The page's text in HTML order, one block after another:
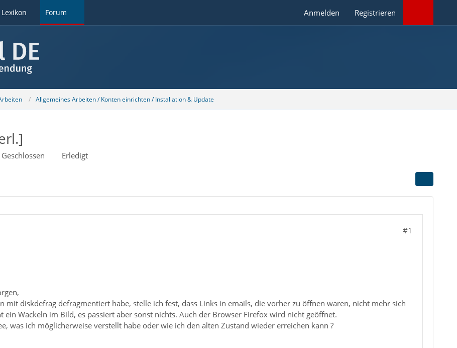
Forum Anmelden Registrieren
Allgemeines Arbeiten / Konten einrichten / Installation & Update
Geschlossen Erledigt
#1
mit diskdefrag defragmentiert habe, stelle ich fest, dass Links in emails, die vorher zu öffnen waren, nicht mehr sich
ein Wackeln im Bild, es passiert aber sonst nichts. Auch der Browser Firefox wird nicht geöffnet.
was ich möglicherweise verstellt habe oder wie ich den alten Zustand wieder erreichen kann ?